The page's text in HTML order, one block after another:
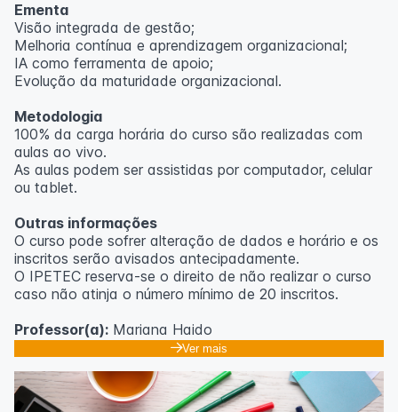
Ementa
Visão integrada de gestão;
Melhoria contínua e aprendizagem organizacional;
IA como ferramenta de apoio;
Evolução da maturidade organizacional.
Metodologia
100% da carga horária do curso são realizadas com
aulas ao vivo.
As aulas podem ser assistidas por computador, celular
ou tablet.
Outras informações
O curso pode sofrer alteração de dados e horário e os
inscritos serão avisados ​​antecipadamente.
O IPETEC reserva-se o direito de não realizar o curso
caso não atinja o número mínimo de 20 inscritos.
Professor(a): Mariana Haido
Ver mais